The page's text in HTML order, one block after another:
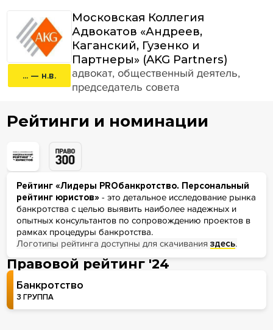
... — н.в.
Московская Коллегия
Адвокатов «Андреев,
Каганский, Гузенко и
Партнеры» (AKG Partners)
адвокат, общественный деятель,
председатель совета
Рейтинги и номинации
Рейтинг «Лидеры PROбанкротство. Персональный
рейтинг юристов»- это детальное исследование рынка
банкротства с целью выявить наиболее надежных и
опытных консультантов по сопровождению проектов в
рамках процедуры банкротства.
Логотипы рейтинга доступны для скачивания здесь.
Правовой рейтинг '24
Банкротство
3 ГРУППА